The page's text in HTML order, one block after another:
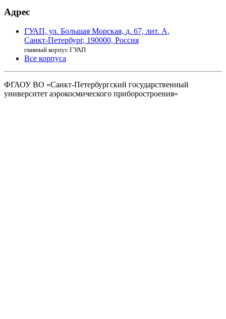
Адрес
ГУАП, ул. Большая Морская, д. 67, лит. А,
Санкт-Петербург, 190000, Россия
главный корпус ГУАП
Все корпуса
ФГАОУ ВО «Санкт-Петербургский государственный
университет аэрокосмического приборостроения»